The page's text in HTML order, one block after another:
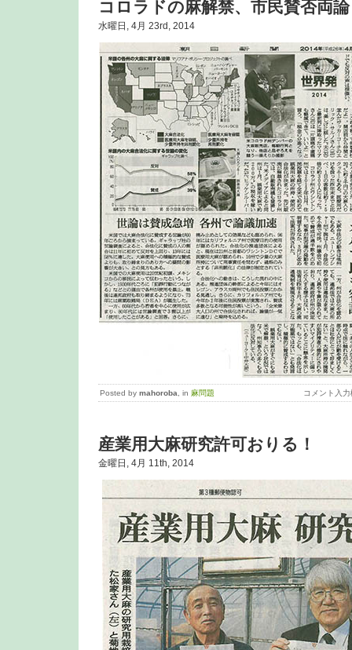
コロラドの麻解禁、市民賛否両論
水曜日, 4月 23rd, 2014
Posted by mahoroba , in 麻問題 コメント入力
産業用大麻研究許可おりる！
金曜日, 4月 11th, 2014